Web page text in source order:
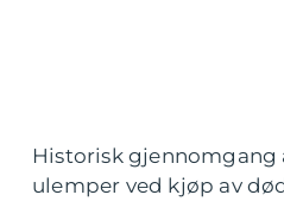
Historisk gjennomgang
ulemper ved kjøp av